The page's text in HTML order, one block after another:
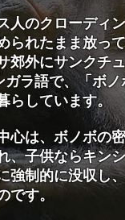
のクローディ
られたまま放っ
郊外にサンクチ
ラ語で、「ボ
らしています。
は、ボノボの
、子供ならキン
強制的に没収し
です。